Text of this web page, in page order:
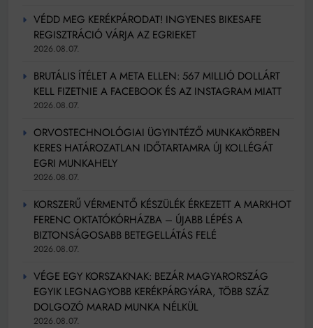
VÉDD MEG KERÉKPÁRODAT! INGYENES BIKESAFE
REGISZTRÁCIÓ VÁRJA AZ EGRIEKET
2026.08.07.
BRUTÁLIS ÍTÉLET A META ELLEN: 567 MILLIÓ DOLLÁRT
KELL FIZETNIE A FACEBOOK ÉS AZ INSTAGRAM MIATT
2026.08.07.
ORVOSTECHNOLÓGIAI ÜGYINTÉZŐ MUNKAKÖRBEN
KERES HATÁROZATLAN IDŐTARTAMRA ÚJ KOLLÉGÁT
EGRI MUNKAHELY
2026.08.07.
KORSZERŰ VÉRMENTŐ KÉSZÜLÉK ÉRKEZETT A MARKHOT
FERENC OKTATÓKÓRHÁZBA – ÚJABB LÉPÉS A
BIZTONSÁGOSABB BETEGELLÁTÁS FELÉ
2026.08.07.
VÉGE EGY KORSZAKNAK: BEZÁR MAGYARORSZÁG
EGYIK LEGNAGYOBB KERÉKPÁRGYÁRA, TÖBB SZÁZ
DOLGOZÓ MARAD MUNKA NÉLKÜL
2026.08.07.